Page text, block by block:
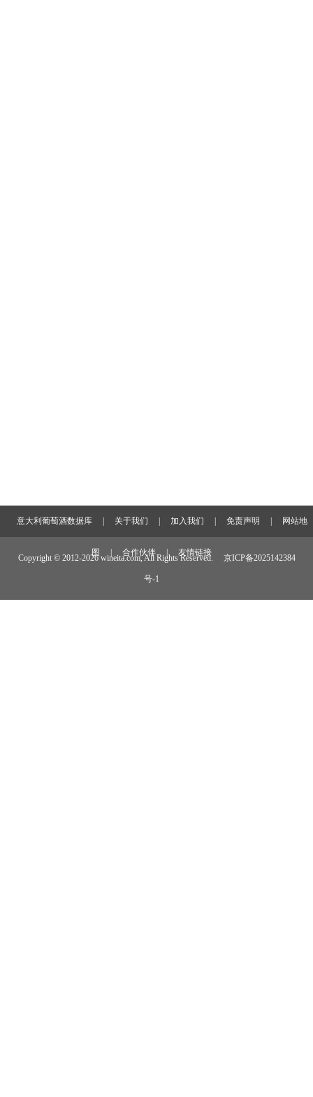
意大利葡萄酒数据库 关于我们 加入我们 免责声明 网站地
图 合作伙伴 友情链接
Copyright © 2012-2026 wineita.com, All Rights Reserved. 京ICP备2025142384
号-1